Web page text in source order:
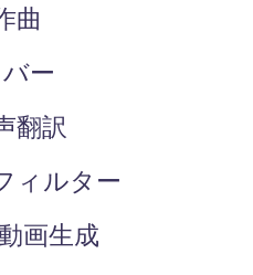
曲
ー
翻訳
ィルター
画生成